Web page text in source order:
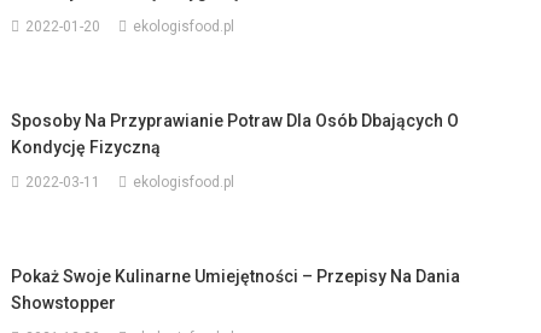
2022-01-20 ekologisfood.pl
Sposoby Na Przyprawianie Potraw Dla Osób Dbających O
Kondycję Fizyczną
2022-03-11 ekologisfood.pl
Pokaż Swoje Kulinarne Umiejętności – Przepisy Na Dania
Showstopper